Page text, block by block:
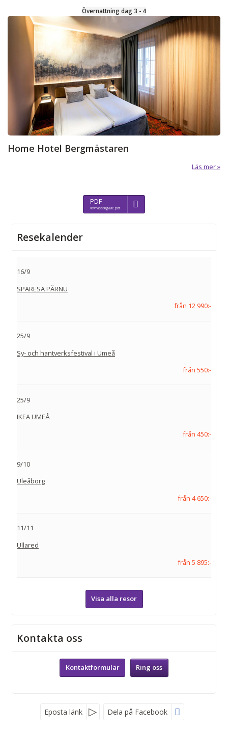
Övernattning dag 3 - 4
Home Hotel Bergmästaren
Läs mer
PDF
vavmassangavle.pdf
Resekalender
16/9
SPARESA PÄRNU
från 12 990:-
25/9
Sy- och hantverksfestival i Umeå
från 550:-
25/9
IKEA UMEÅ
från 450:-
9/10
Uleåborg
från 4 650:-
11/11
Ullared
från 5 895:-
Visa alla resor
Kontakta oss
Kontaktformulär Ring oss
Eposta länk Dela på Facebook